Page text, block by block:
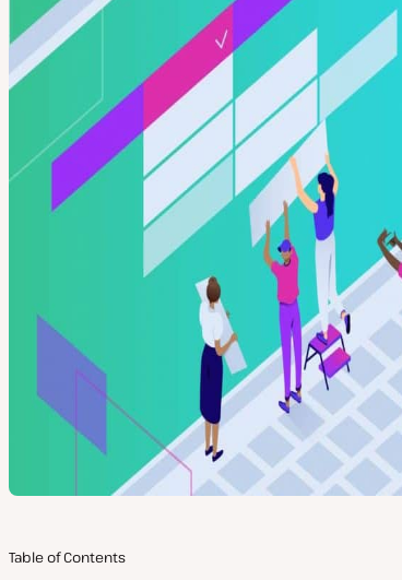
Table of Contents